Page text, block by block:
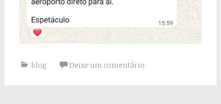
blog Deixe um comentário